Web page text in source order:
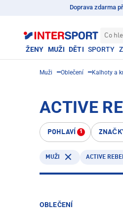
Doprava zdarma
Co
ŽENY MUŽI DĚTI SPORTY
Muži Oblečení Kalhoty a
ACTIVE
POHLAVÍ 1
MUŽI ACTIVE
OBLEČENÍ